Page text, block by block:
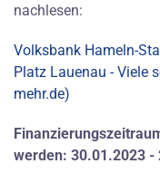
nachlesen:
Volksbank Hameln-
Platz Lauenau - Viele
mehr.de)
werden: 30.01.2023 -